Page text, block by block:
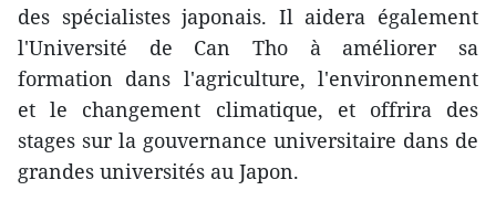
des spécialistes japonais. Il aidera également
l'Université de Can Tho à améliorer sa
formation dans l'agriculture, l'environnement
et le changement climatique, et offrira des
stages sur la gouvernance universitaire dans de
grandes universités au Japon.